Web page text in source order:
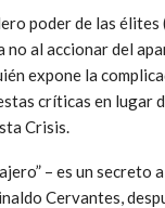
poder de las
no al accionar del
expone la
críticas en
Crisis.
– es un
Cervantes,